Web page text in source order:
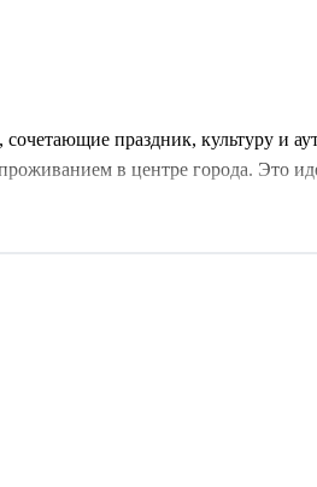
, сочетающие праздник, культуру и
в центре города. Это